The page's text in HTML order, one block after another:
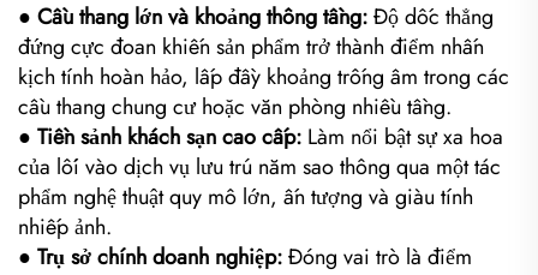
● Cầu thang lớn và khoảng thông tầng:Độ dốc thẳng
đứng cực đoan khiến sản phẩm trở thành điểm nhấn
kịch tính hoàn hảo, lấp đầy khoảng trống âm trong các
cầu thang chung cư hoặc văn phòng nhiều tầng.
● Tiền sảnh khách sạn cao cấp: Làm nổi bật sự xa hoa
của lối vào dịch vụ lưu trú năm sao thông qua một tác
phẩm nghệ thuật quy mô lớn, ấn tượng và giàu tính
nhiếp ảnh.
● Trụ sở chính doanh nghiệp:Đóng vai trò là điểm